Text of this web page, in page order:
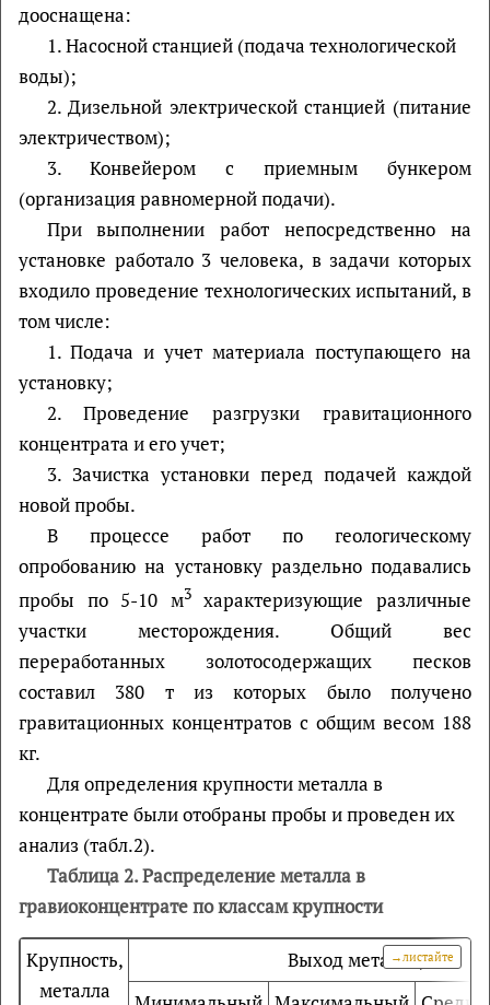
дооснащена:
1. Насосной станцией (подача технологической
воды);
2. Дизельной электрической станцией (питание
электричеством);
3. Конвейером с приемным бункером
(организация равномерной подачи).
При выполнении работ непосредственно на
установке работало 3 человека, в задачи которых
входило проведение технологических испытаний, в
том числе:
1. Подача и учет материала поступающего на
установку;
2. Проведение разгрузки гравитационного
концентрата и его учет;
3. Зачистка установки перед подачей каждой
новой пробы.
В процессе работ по геологическому
опробованию на установку раздельно подавались
пробы по 5-10 м3характеризующие различные
участки месторождения. Общий вес
переработанных золотосодержащих песков
составил 380 т из которых было получено
гравитационных концентратов с общим весом 188
кг.
Для определения крупности металла в
концентрате были отобраны пробы и проведен их
анализ (табл.2).
Таблица2. Распределение металла в
гравиоконцентрате по классам крупности
Крупность,
металла
Выход металла, %